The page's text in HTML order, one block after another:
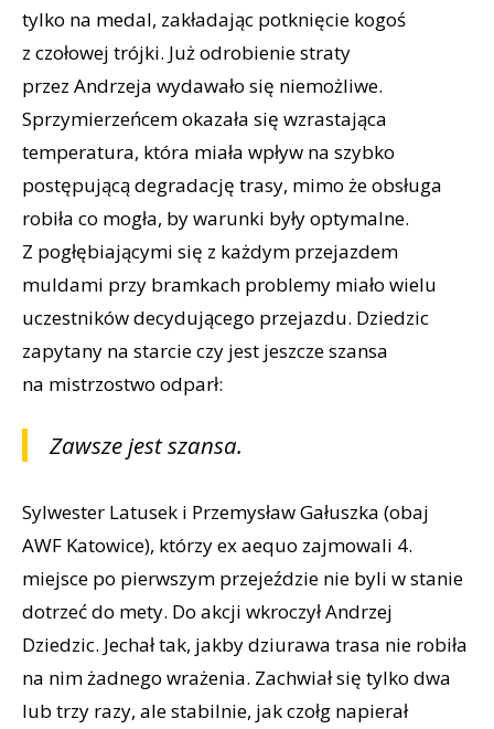
tylko na medal, zakładając potknięcie kogoś
z czołowej trójki. Już odrobienie straty
przez Andrzeja wydawało się niemożliwe.
Sprzymierzeńcem okazała się wzrastająca
temperatura, która miała wpływ na szybko
postępującą degradację trasy, mimo że obsługa
robiła co mogła, by warunki były optymalne.
Z pogłębiającymi się z każdym przejazdem
muldami przy bramkach problemy miało wielu
uczestników decydującego przejazdu. Dziedzic
zapytany na starcie czy jest jeszcze szansa
na mistrzostwo odparł:
Zawsze jest szansa.
Sylwester Latusek i Przemysław Gałuszka (obaj
AWF Katowice), którzy ex aequo zajmowali 4.
miejsce po pierwszym przejeździe nie byli w stanie
dotrzeć do mety. Do akcji wkroczył Andrzej
Dziedzic. Jechał tak, jakby dziurawa trasa nie robiła
na nim żadnego wrażenia. Zachwiał się tylko dwa
lub trzy razy, ale stabilnie, jak czołg napierał